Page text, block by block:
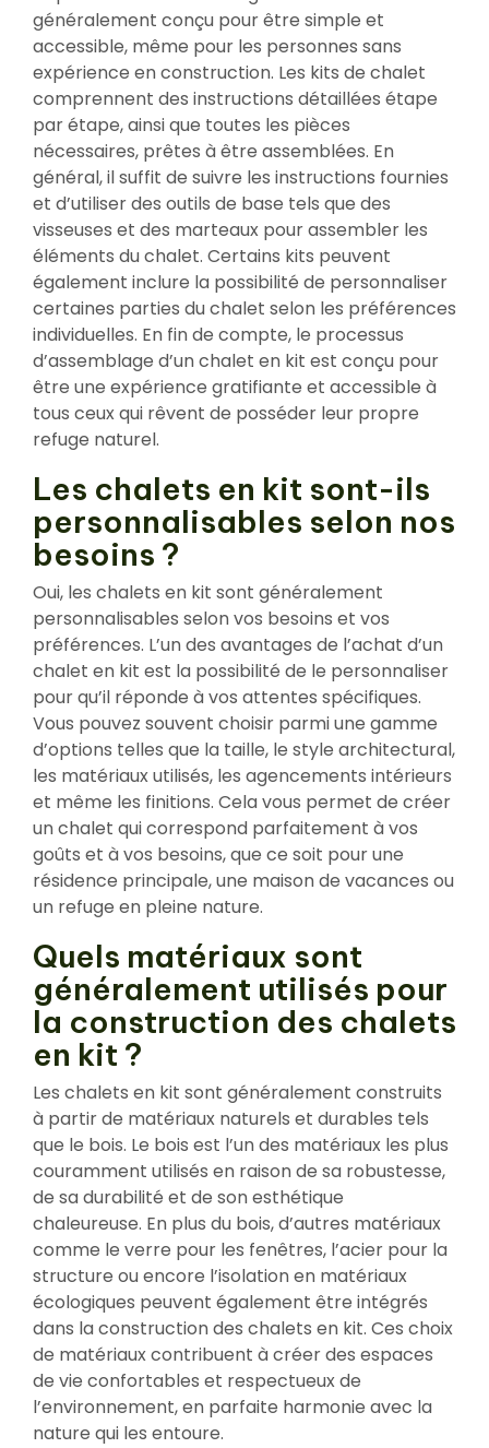
généralement conçu pour être simple et
accessible, même pour les personnes sans
expérience en construction. Les kits de chalet
comprennent des instructions détaillées étape
par étape, ainsi que toutes les pièces
nécessaires, prêtes à être assemblées. En
général, il suffit de suivre les instructions fournies
et d’utiliser des outils de base tels que des
visseuses et des marteaux pour assembler les
éléments du chalet. Certains kits peuvent
également inclure la possibilité de personnaliser
certaines parties du chalet selon les préférences
individuelles. En fin de compte, le processus
d’assemblage d’un chalet en kit est conçu pour
être une expérience gratifiante et accessible à
tous ceux qui rêvent de posséder leur propre
refuge naturel.
Les chalets en kit sont-ils
personnalisables selon nos
besoins ?
Oui, les chalets en kit sont généralement
personnalisables selon vos besoins et vos
préférences. L’un des avantages de l’achat d’un
chalet en kit est la possibilité de le personnaliser
pour qu’il réponde à vos attentes spécifiques.
Vous pouvez souvent choisir parmi une gamme
d’options telles que la taille, le style architectural,
les matériaux utilisés, les agencements intérieurs
et même les finitions. Cela vous permet de créer
un chalet qui correspond parfaitement à vos
goûts et à vos besoins, que ce soit pour une
résidence principale, une maison de vacances ou
un refuge en pleine nature.
Quels matériaux sont
généralement utilisés pour
la construction des chalets
en kit ?
Les chalets en kit sont généralement construits
à partir de matériaux naturels et durables tels
que le bois. Le bois est l’un des matériaux les plus
couramment utilisés en raison de sa robustesse,
de sa durabilité et de son esthétique
chaleureuse. En plus du bois, d’autres matériaux
comme le verre pour les fenêtres, l’acier pour la
structure ou encore l’isolation en matériaux
écologiques peuvent également être intégrés
dans la construction des chalets en kit. Ces choix
de matériaux contribuent à créer des espaces
de vie confortables et respectueux de
l’environnement, en parfaite harmonie avec la
nature qui les entoure.